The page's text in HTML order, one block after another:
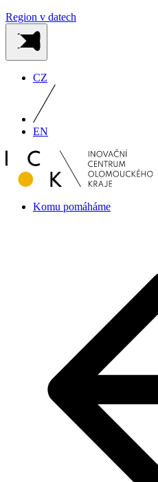
Region v datech
CZ
EN
Komu pomáháme